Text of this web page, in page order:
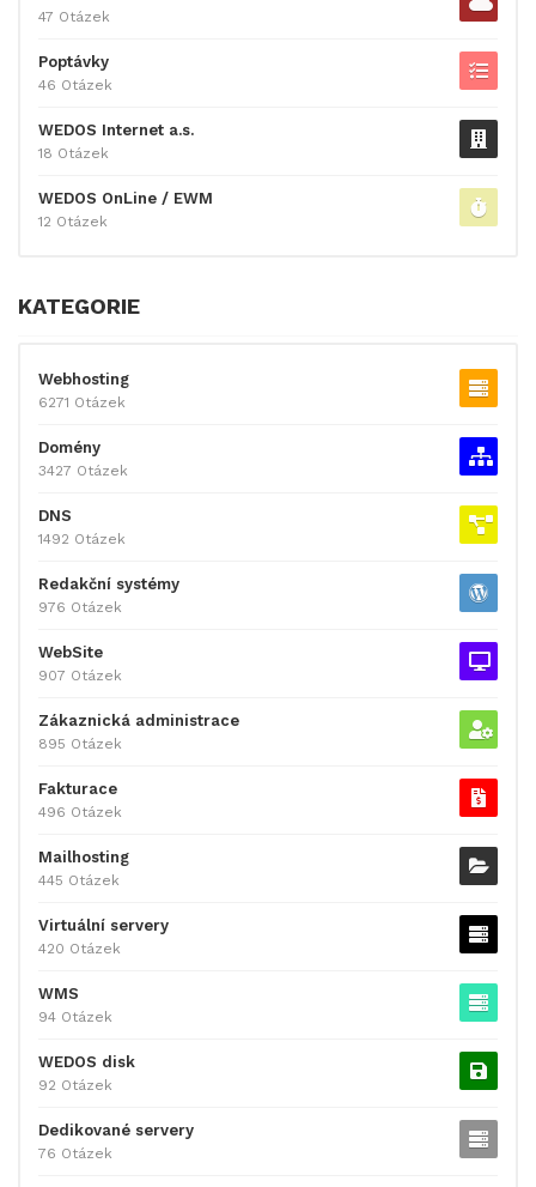
47 Otázek
Poptávky
46 Otázek
WEDOS Internet a.s.
18 Otázek
WEDOS OnLine / EWM
12 Otázek
KATEGORIE
Webhosting
6271 Otázek
Domény
3427 Otázek
DNS
1492 Otázek
Redakční systémy
976 Otázek
WebSite
907 Otázek
Zákaznická administrace
895 Otázek
Fakturace
496 Otázek
Mailhosting
445 Otázek
Virtuální servery
420 Otázek
WMS
94 Otázek
WEDOS disk
92 Otázek
Dedikované servery
76 Otázek